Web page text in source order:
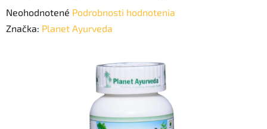
Priemerné
hodnotenie
Neohodnotené Podrobnosti hodnotenia
Značka: Planet Ayurveda